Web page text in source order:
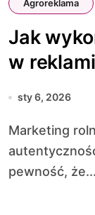
Agroreklama
Jak
w
sty 6, 2026
Marketing rolniczy coraz częściej opiera się na
pewność, że...